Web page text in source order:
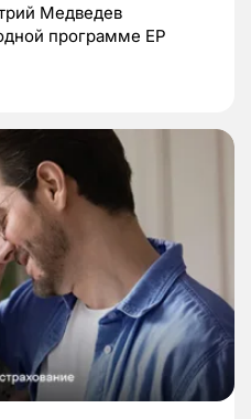
Медведев
программе ЕР